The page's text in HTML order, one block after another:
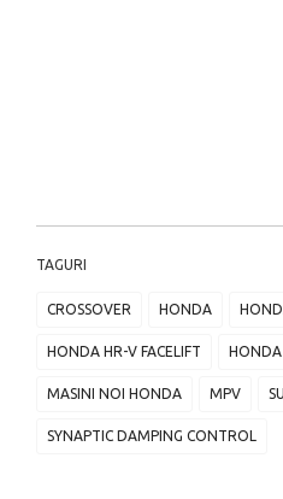
TAGURI
CROSSOVER HONDA
HONDA HR-V FACELIFT HONDA
MASINI NOI HONDA MPV
SYNAPTIC DAMPING CONTROL